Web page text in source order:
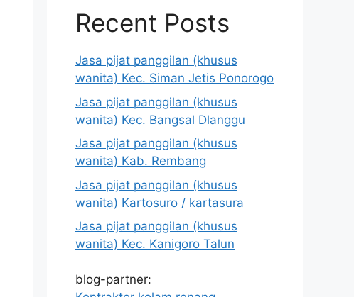
Recent Posts
Jasa pijat panggilan (khusus
wanita) Kec. Siman Jetis Ponorogo
Jasa pijat panggilan (khusus
wanita) Kec. Bangsal Dlanggu
Jasa pijat panggilan (khusus
wanita) Kab. Rembang
Jasa pijat panggilan (khusus
wanita) Kartosuro / kartasura
Jasa pijat panggilan (khusus
wanita) Kec. Kanigoro Talun
blog-partner: